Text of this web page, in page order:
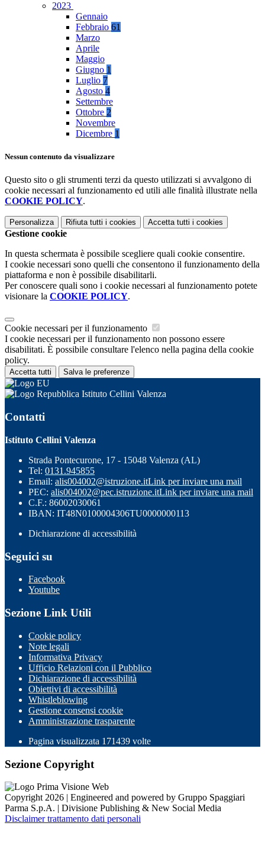
2023
Gennaio
Febbraio 61
Marzo
Aprile
Maggio
Giugno 1
Luglio 7
Agosto 4
Settembre
Ottobre 2
Novembre
Dicembre 1
Nessun contenuto da visualizzare
Questo sito o gli strumenti terzi da questo utilizzati si avvalgono di
cookie necessari al funzionamento ed utili alle finalità illustrate nella
COOKIE POLICY.
Personalizza Rifiuta tutti i cookies Accetta tutti i cookies
Gestione cookie
In questa schermata è possibile scegliere quali cookie consentire.
I cookie necessari sono quelli che consentono il funzionamento della
piattaforma e non è possibile disabilitarli.
Per conoscere quali sono i cookie necessari al funzionamento potete
visionare la COOKIE POLICY.
Cookie necessari per il funzionamento
I cookie necessari per il funzionamento non possono essere
disabilitati. È possibile consultare l'elenco nella pagina della cookie
policy.
Accetta tutti Salva le preferenze
Istituto Cellini Valenza
Contatti
Istituto Cellini Valenza
Strada Pontecurone, 17 - 15048 Valenza (AL)
Tel: 0131.945855
Email: alis004002@istruzione.itLink per inviare una mail
PEC: alis004002@pec.istruzione.itLink per inviare una mail
C.F.: 86002030061
IBAN: IT48N0100004306TU0000000113
Dichiarazione di accessibilità
Seguici su
Facebook
Youtube
Sezione Link Utili
Cookie policy
Note legali
Informativa Privacy
Ufficio Relazioni con il Pubblico
Dichiarazione di accessibilità
Obiettivi di accessibilità
Whistleblowing
Gestione consensi cookie
Amministrazione trasparente
Pagina visualizzata 171439 volte
Sezione Copyright
Copyright 2026 | Engineered and powered by Gruppo Spaggiari
Parma S.p.A. | Divisione Publishing & New Social Media
Disclaimer trattamento dati personali